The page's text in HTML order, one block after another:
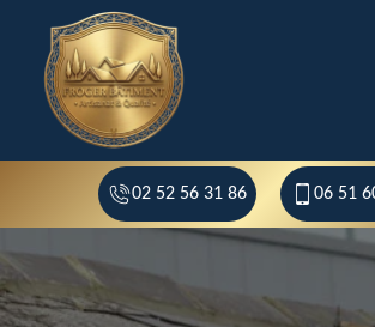
02 52 56 31 86 06 51